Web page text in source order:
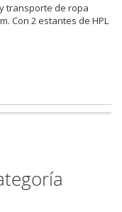
transporte de ropa
Con 2 estantes de HPL